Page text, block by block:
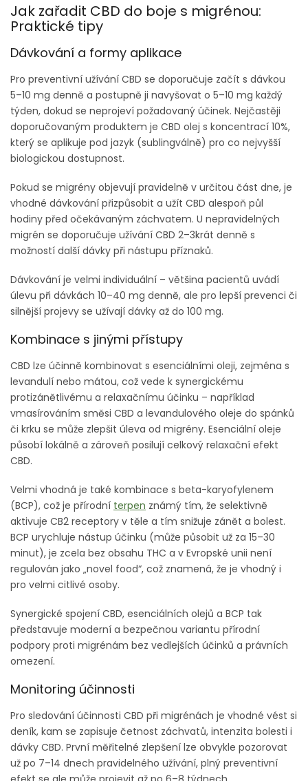
Jak zařadit CBD do boje s migrénou:
Praktické tipy
Dávkování a formy aplikace
Pro preventivní užívání CBD se doporučuje začít s dávkou
5–10 mg denně a postupně ji navyšovat o 5–10 mg každý
týden, dokud se neprojeví požadovaný účinek. Nejčastěji
doporučovaným produktem je CBD olej s koncentrací 10%,
který se aplikuje pod jazyk (sublingválně) pro co nejvyšší
biologickou dostupnost.
Pokud se migrény objevují pravidelně v určitou část dne, je
vhodné dávkování přizpůsobit a užít CBD alespoň půl
hodiny před očekávaným záchvatem. U nepravidelných
migrén se doporučuje užívání CBD 2–3krát denně s
možností další dávky při nástupu příznaků.
Dávkování je velmi individuální – většina pacientů uvádí
úlevu při dávkách 10–40 mg denně, ale pro lepší prevenci či
silnější projevy se užívají dávky až do 100 mg.
Kombinace s jinými přístupy
CBD lze účinně kombinovat s esenciálními oleji, zejména s
levandulí nebo mátou, což vede k synergickému
protizánětlivému a relaxačnímu účinku – například
vmasírováním směsi CBD a levandulového oleje do spánků
či krku se může zlepšit úleva od migrény. Esenciální oleje
působí lokálně a zároveň posilují celkový relaxační efekt
CBD.
Velmi vhodná je také kombinace s beta-karyofylenem
(BCP), což je přírodní terpen známý tím, že selektivně
aktivuje CB2 receptory v těle a tím snižuje zánět a bolest.
BCP urychluje nástup účinku (může působit už za 15–30
minut), je zcela bez obsahu THC a v Evropské unii není
regulován jako „novel food“, což znamená, že je vhodný i
pro velmi citlivé osoby.
Synergické spojení CBD, esenciálních olejů a BCP tak
představuje moderní a bezpečnou variantu přírodní
podpory proti migrénám bez vedlejších účinků a právních
omezení.
Monitoring účinnosti
Pro sledování účinnosti CBD při migrénách je vhodné vést si
deník, kam se zapisuje četnost záchvatů, intenzita bolesti i
dávky CBD. První měřitelné zlepšení lze obvykle pozorovat
už po 7–14 dnech pravidelného užívání, plný preventivní